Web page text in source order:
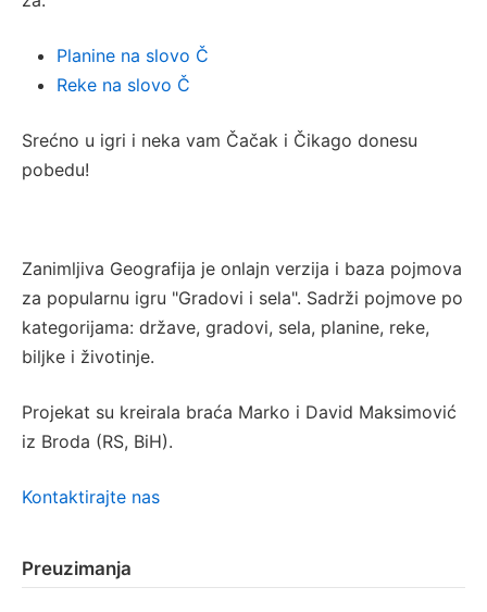
Planine na slovo Č
Reke na slovo Č
Srećno u igri i neka vam Čačak i Čikago donesu
pobedu!
Zanimljiva Geografija je onlajn verzija i baza pojmova
za popularnu igru "Gradovi i sela". Sadrži pojmove po
kategorijama: države, gradovi, sela, planine, reke,
biljke i životinje.
Projekat su kreirala braća Marko i David Maksimović
iz Broda (RS, BiH).
Kontaktirajte nas
Preuzimanja